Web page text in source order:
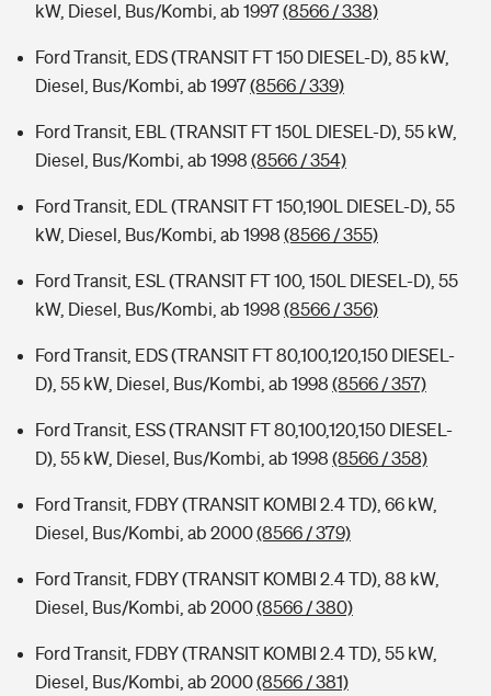
kW, Diesel, Bus/Kombi, ab 1997(8566 / 338)
Ford Transit, EDS (TRANSIT FT 150 DIESEL-D), 85 kW,
Diesel, Bus/Kombi, ab 1997(8566 / 339)
Ford Transit, EBL (TRANSIT FT 150L DIESEL-D), 55 kW,
Diesel, Bus/Kombi, ab 1998 (8566 / 354)
Ford Transit, EDL (TRANSIT FT 150,190L DIESEL-D), 55
kW, Diesel, Bus/Kombi, ab 1998 (8566 / 355)
Ford Transit, ESL (TRANSIT FT 100, 150L DIESEL-D), 55
kW, Diesel, Bus/Kombi, ab 1998 (8566 / 356)
Ford Transit, EDS (TRANSIT FT 80,100,120,150 DIESEL-
D), 55 kW, Diesel, Bus/Kombi, ab 1998 (8566 / 357)
Ford Transit, ESS (TRANSIT FT 80,100,120,150 DIESEL-
D), 55 kW, Diesel, Bus/Kombi, ab 1998 (8566 / 358)
Ford Transit, FDBY (TRANSIT KOMBI 2.4 TD), 66 kW,
Diesel, Bus/Kombi, ab 2000(8566 / 379)
Ford Transit, FDBY (TRANSIT KOMBI 2.4 TD), 88 kW,
Diesel, Bus/Kombi, ab 2000(8566 / 380)
Ford Transit, FDBY (TRANSIT KOMBI 2.4 TD), 55 kW,
Diesel, Bus/Kombi, ab 2000(8566 / 381)